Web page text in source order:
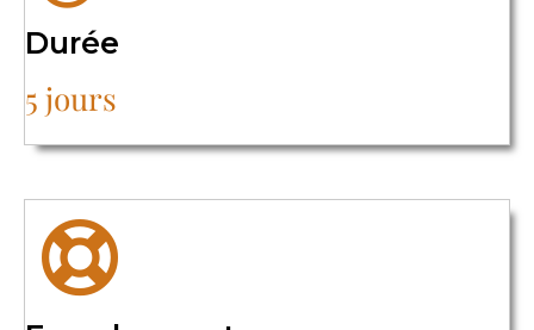
Durée
5 jours